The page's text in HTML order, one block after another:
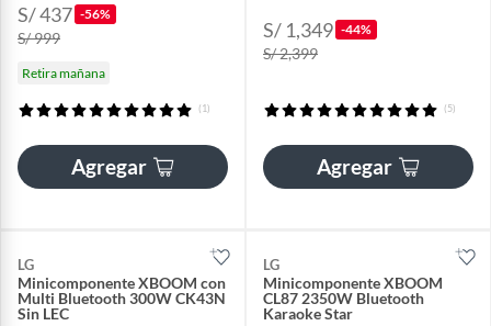
S/ 437 -56%
S/ 999
Retira mañana
(1)
Agregar
S/ 1,349 -44%
S/ 2,399
(5)
Agregar
LG
Minicomponente XBOOM con
Multi Bluetooth 300W CK43N
Sin LEC
LG
Minicomponente XBOOM
CL87 2350W Bluetooth
Karaoke Star